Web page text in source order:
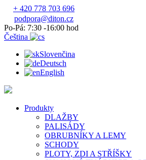
+ 420 778 703 696
podpora@diton.cz
Po-Pá: 7:30 -16:00 hod
Čeština
Slovenčina
Deutsch
English
Produkty
DLAŽBY
PALISÁDY
OBRUBNÍKY A LEMY
SCHODY
PLOTY, ZDI A STŘÍŠKY